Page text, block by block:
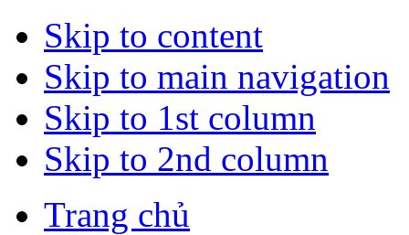
Skip to content
Skip to main navigation
Skip to 1st column
Skip to 2nd column
Trang chủ